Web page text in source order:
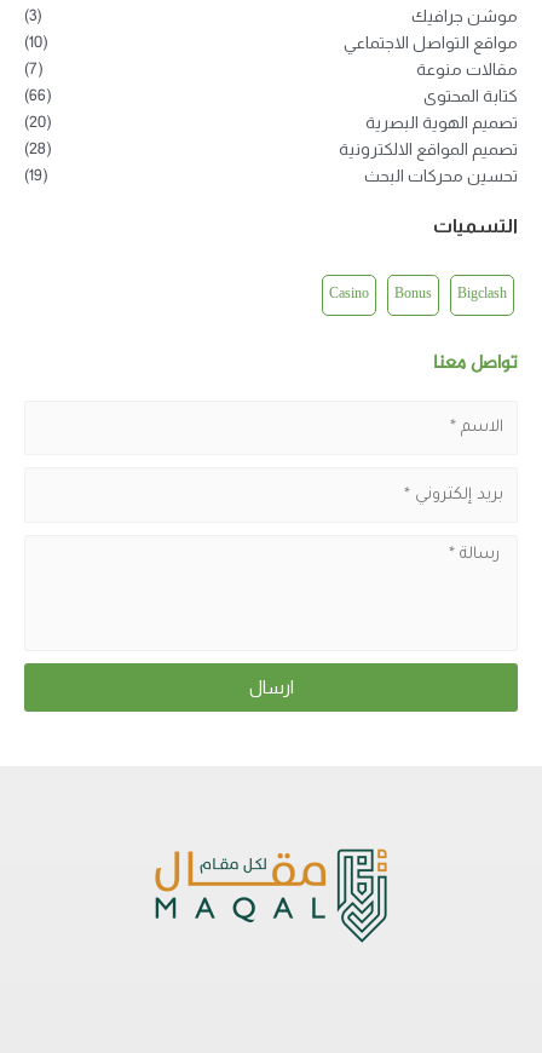
تحسين محركات البحث (19)
تصميم المواقع الالكترونية (28)
تصميم الهوية البصرية (20)
كتابة المحتوى (66)
مقالات منوعة (7)
مواقع التواصل الاجتماعي (10)
موشن جرافيك (3)
التسميات
Bigclash
Bonus
Casino
تواصل معنا
ارسال